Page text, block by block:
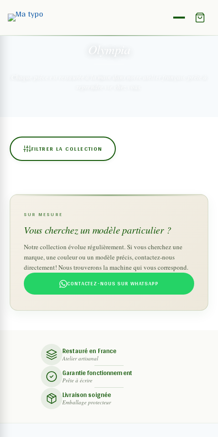
Olympia
FILTRER LA COLLECTION
SUR MESURE
Vous cherchez un modèle particulier ?
Notre collection évolue régulièrement. Si vous cherchez une
marque, une couleur ou un modèle précis, contactez-nous
directement! Nous trouverons la machine qui vous correspond.
CONTACTEZ-NOUS SUR WHATSAPP
Restauré en France
Atelier artisanal
Garantie fonctionnement
Prête à écrire
Livraison soignée
Emballage protecteur